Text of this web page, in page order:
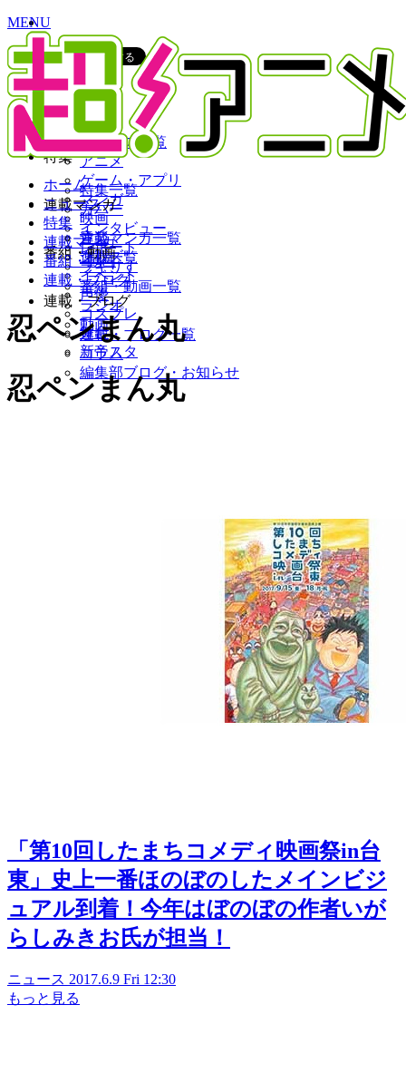
CLOSE
ニュース
ニュース一覧
アニメ
ゲーム・アプリ
マンガ
映画
音楽
グッズ
イベント
声優
コスプレ
舞台
新帝スタ
特集
特集一覧
カバー
インタビュー
レポート
ラキりす
連載マンガ
連載マンガ一覧
連載一覧
番組・動画
番組・動画一覧
ラジオ
動画
連載・ブログ
連載・ブログ一覧
コラム
編集部ブログ・お知らせ
MENU
ホーム
ニュース
特集
連載マンガ
番組・動画
連載・ブログ
忍ペンまん丸
忍ペンまん丸
「第10回したまちコメディ映画祭in台
東」史上一番ほのぼのしたメインビジ
ュアル到着！今年はぼのぼの作者いが
らしみきお氏が担当！
ニュース 2017.6.9 Fri 12:30
もっと見る